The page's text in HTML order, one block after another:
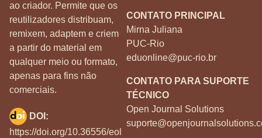
ao criador. Permite que os
reutilizadores distribuam,
remixem, adaptem e criem
a partir do material em
qualquer meio ou formato,
apenas para fins não
comerciais.
CONTATO PRINCIPAL
Mirna Juliana
PUC-Rio
eduonline@puc-rio.br
CONTATO PARA SUPORTE
TÉCNICO
Open Journal Solutions
DOI:
https://doi.org/10.36556/eol